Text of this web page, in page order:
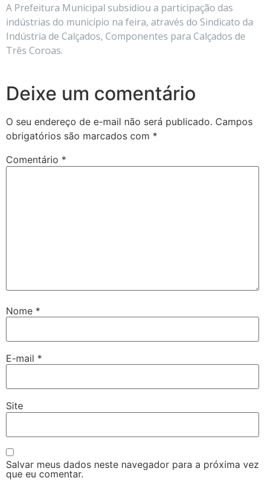
A Prefeitura Municipal subsidiou a participação das
indústrias do município na feira, através do Sindicato da
Indústria de Calçados, Componentes para Calçados de
Três Coroas.
Deixe um comentário
O seu endereço de e-mail não será publicado. Campos
obrigatórios são marcados com *
Comentário *
Nome *
E-mail *
Site
Salvar meus dados neste navegador para a próxima vez
que eu comentar.